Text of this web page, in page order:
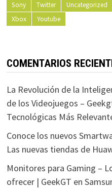
Sony
Twitter Uncategorized
Xbox
Youtube
COMENTARIOS
La Revolución de la
de los Videojuegos –
Tecnológicas Más
Conoce los nuevos
Las nuevas tiendas de
Monitores para Gaming –
ofrecer | GeekGT en